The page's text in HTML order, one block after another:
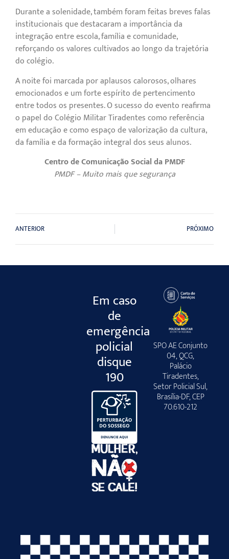
Durante a solenidade, também foram feitas breves falas
institucionais que destacaram a importância da
integração entre escola, família e comunidade,
reforçando os valores cultivados ao longo da trajetória
do colégio.
A noite foi marcada por aplausos calorosos, olhares
emocionados e um forte espírito de pertencimento
entre todos os presentes. O sucesso do evento reafirma
o papel do Colégio Militar Tiradentes como referência
em educação e como espaço de valorização da cultura,
da família e da formação integral dos seus alunos.
Centro de Comunicação Social da PMDF
PMDF – Muito mais que segurança
ANTERIOR PRÓXIMO
Em caso
de
emergência
policial
disque
190
SPO AE Conjunto
04, QCG,
Palácio
Tiradentes,
Setor Policial Sul,
Brasília-DF, CEP
70.610-212